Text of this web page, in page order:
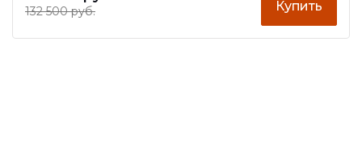
132 500 руб. Купить